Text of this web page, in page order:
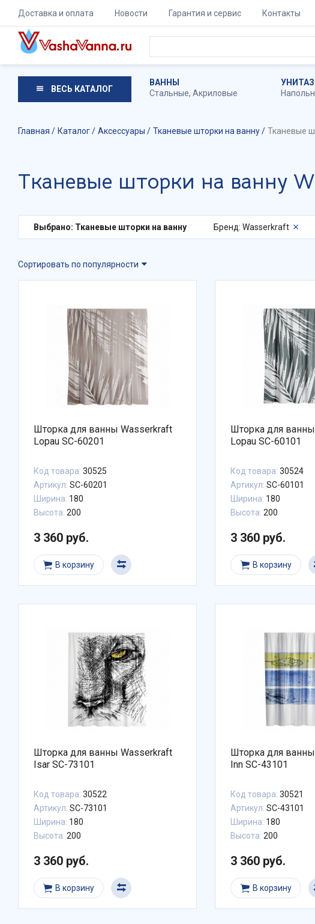
Доставка и оплата Новости Гарантия и сервис Контакты
ВЕСЬ КАТАЛОГ
ВАННЫ
Стальные, Акриловые
Главная Каталог Аксессуары Тканевые шторки на ванну Тканевые
Тканевые шторки на ванну
Выбрано: Тканевые шторки на ванну Бренд: Wasserkraft
Сортировать по популярности
Шторка для ванны Wasserkraft
Lopau SC-60201
Код товара: 30525
Артикул: SC-60201
Ширина: 180
Высота: 200
3 360 руб.
В корзину
Шторка для
Lopau SC-60101
Код товара: 30524
Артикул: SC-60101
Ширина: 180
Высота: 200
3 360 руб.
В корзину
Шторка для ванны Wasserkraft
Isar SC-73101
Код товара: 30522
Артикул: SC-73101
Ширина: 180
Высота: 200
3 360 руб.
В корзину
Шторка для
Inn SC-43101
Код товара: 30521
Артикул: SC-43101
Ширина: 180
Высота: 200
3 360 руб.
В корзину